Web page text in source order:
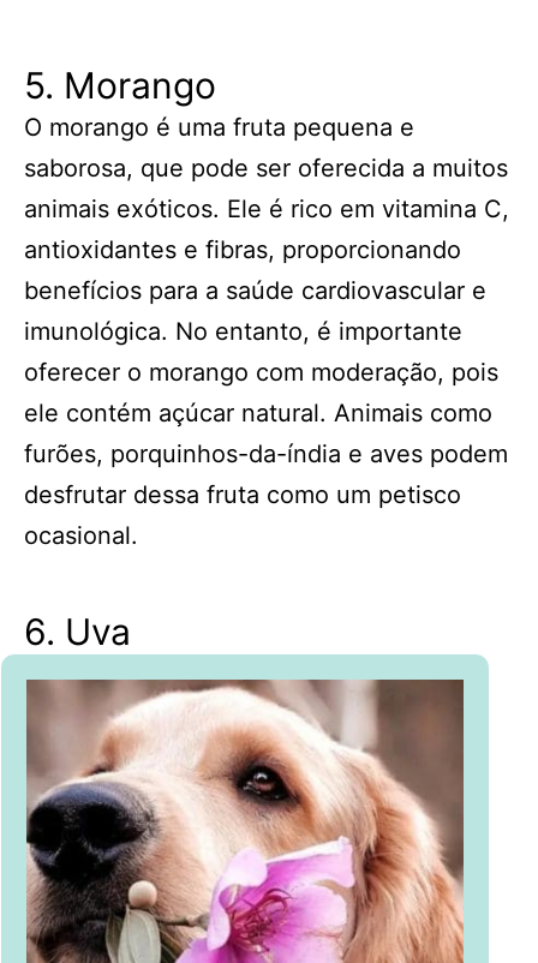
5. Morango
O morango é uma fruta pequena e
saborosa, que pode ser oferecida a muitos
animais exóticos. Ele é rico em vitamina C,
antioxidantes e fibras, proporcionando
benefícios para a saúde cardiovascular e
imunológica. No entanto, é importante
oferecer o morango com moderação, pois
ele contém açúcar natural. Animais como
furões, porquinhos-da-índia e aves podem
desfrutar dessa fruta como um petisco
ocasional.
6. Uva